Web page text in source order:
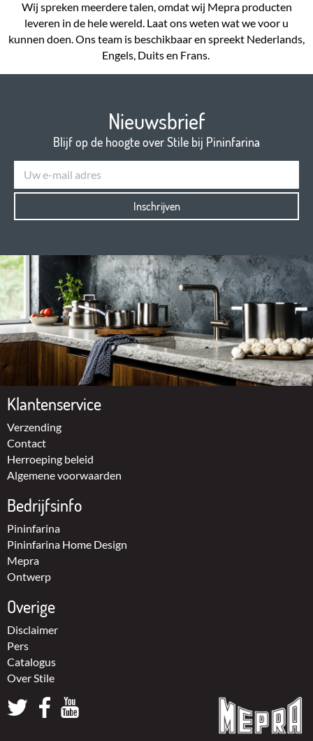
Wij spreken meerdere talen, omdat wij Mepra producten
leveren in de hele wereld. Laat ons weten wat we voor u
kunnen doen. Ons team is beschikbaar en spreekt Nederlands,
Engels, Duits en Frans.
Nieuwsbrief
Blijf op de hoogte over Stile bij Pininfarina
Inschrijven
Klantenservice
Verzending
Contact
Herroeping beleid
Algemene voorwaarden
Bedrijfsinfo
Pininfarina
Pininfarina Home Design
Mepra
Ontwerp
Overige
Disclaimer
Pers
Catalogus
Over Stile